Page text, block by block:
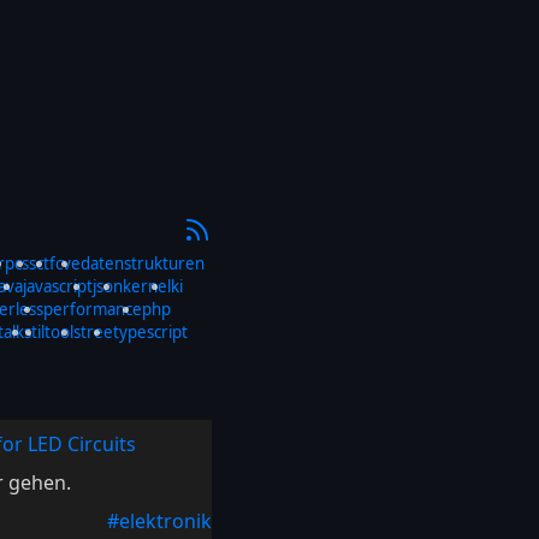
cssctfcvedatenstrukturen
javascriptjsonkernelki
performancephp
tiltoolstreetypescript
LED Circuits
gehen.
#elektronik